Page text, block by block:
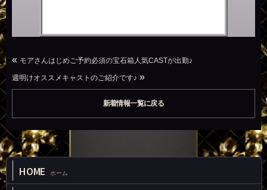
« モアさんはじめご予約必須の宝石箱人気CASTが出勤♪
週明けオススメキャストのご紹介です♪ »
新着情報一覧に戻る
HOME ホーム